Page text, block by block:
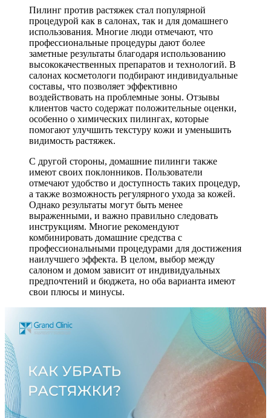
Пилинг против растяжек стал популярной
процедурой как в салонах, так и для домашнего
использования. Многие люди отмечают, что
профессиональные процедуры дают более
заметные результаты благодаря использованию
высококачественных препаратов и технологий. В
салонах косметологи подбирают индивидуальные
составы, что позволяет эффективно
воздействовать на проблемные зоны. Отзывы
клиентов часто содержат положительные оценки,
особенно о химических пилингах, которые
помогают улучшить текстуру кожи и уменьшить
видимость растяжек.
С другой стороны, домашние пилинги также
имеют своих поклонников. Пользователи
отмечают удобство и доступность таких процедур,
а также возможность регулярного ухода за кожей.
Однако результаты могут быть менее
выраженными, и важно правильно следовать
инструкциям. Многие рекомендуют
комбинировать домашние средства с
профессиональными процедурами для достижения
наилучшего эффекта. В целом, выбор между
салоном и домом зависит от индивидуальных
предпочтений и бюджета, но оба варианта имеют
свои плюсы и минусы.